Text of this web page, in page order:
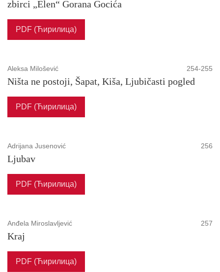
zbirci „Elen“ Gorana Gocića
PDF (Ћирилица)
Aleksa Milošević 254-255
Ništa ne postoji, Šapat, Kiša, Ljubičasti pogled
PDF (Ћирилица)
Adrijana Jusenović 256
Ljubav
PDF (Ћирилица)
Anđela Miroslavljević 257
Kraj
PDF (Ћирилица)